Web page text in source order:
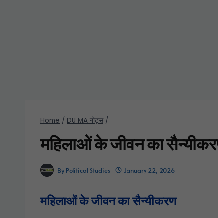
Home / DU MA नोट्स /
महिलाओं के जीवन का
By Political Studies January 22, 2026
महिलाओं के जीवन का सैन्यीकरण